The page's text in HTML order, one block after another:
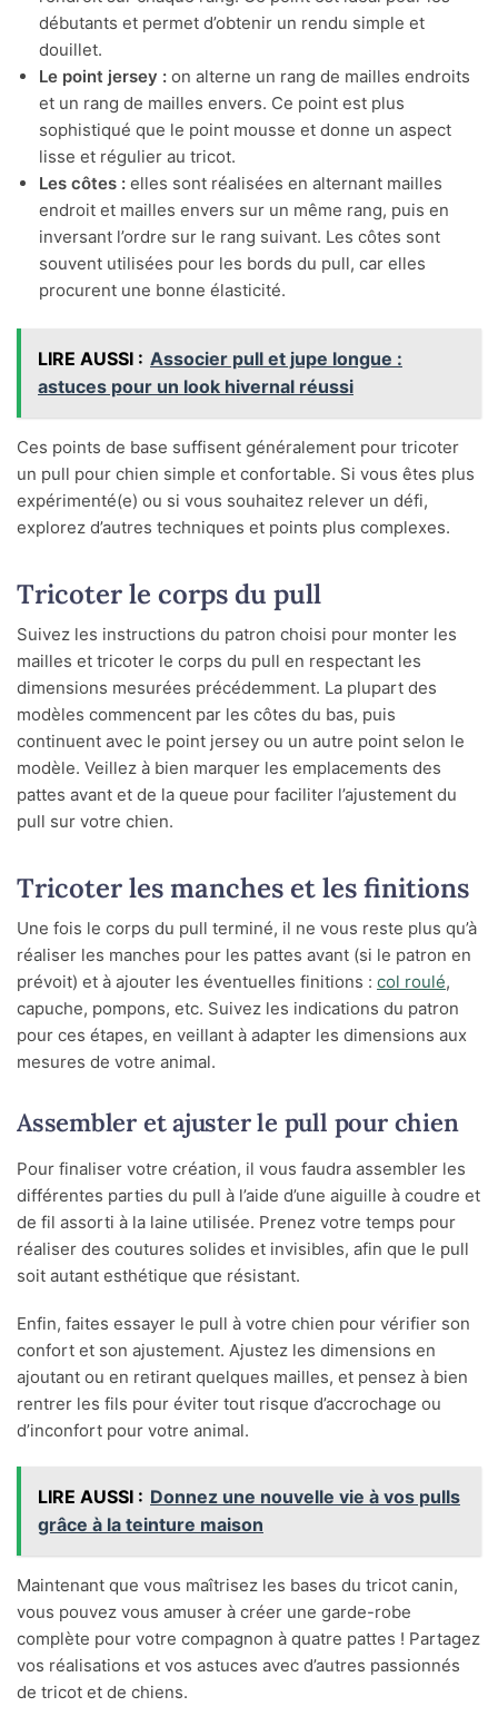
débutants et permet d’obtenir un rendu simple et
douillet.
Le point jersey : on alterne un rang de mailles endroits
et un rang de mailles envers. Ce point est plus
sophistiqué que le point mousse et donne un aspect
lisse et régulier au tricot.
Les côtes : elles sont réalisées en alternant mailles
endroit et mailles envers sur un même rang, puis en
inversant l’ordre sur le rang suivant. Les côtes sont
souvent utilisées pour les bords du pull, car elles
procurent une bonne élasticité.
LIRE AUSSI : Associer pull et jupe longue :
astuces pour un look hivernal réussi
Ces points de base suffisent généralement pour tricoter
un pull pour chien simple et confortable. Si vous êtes plus
expérimenté(e) ou si vous souhaitez relever un défi,
explorez d’autres techniques et points plus complexes.
Tricoter le corps du pull
Suivez les instructions du patron choisi pour monter les
mailles et tricoter le corps du pull en respectant les
dimensions mesurées précédemment. La plupart des
modèles commencent par les côtes du bas, puis
continuent avec le point jersey ou un autre point selon le
modèle. Veillez à bien marquer les emplacements des
pattes avant et de la queue pour faciliter l’ajustement du
pull sur votre chien.
Tricoter les manches et les finitions
Une fois le corps du pull terminé, il ne vous reste plus qu’à
réaliser les manches pour les pattes avant (si le patron en
prévoit) et à ajouter les éventuelles finitions : col roulé,
capuche, pompons, etc. Suivez les indications du patron
pour ces étapes, en veillant à adapter les dimensions aux
mesures de votre animal.
Assembler et ajuster le pull pour chien
Pour finaliser votre création, il vous faudra assembler les
différentes parties du pull à l’aide d’une aiguille à coudre et
de fil assorti à la laine utilisée. Prenez votre temps pour
réaliser des coutures solides et invisibles, afin que le pull
soit autant esthétique que résistant.
Enfin, faites essayer le pull à votre chien pour vérifier son
confort et son ajustement. Ajustez les dimensions en
ajoutant ou en retirant quelques mailles, et pensez à bien
rentrer les fils pour éviter tout risque d’accrochage ou
d’inconfort pour votre animal.
LIRE AUSSI : Donnez une nouvelle vie à vos pulls
grâce à la teinture maison
Maintenant que vous maîtrisez les bases du tricot canin,
vous pouvez vous amuser à créer une garde-robe
complète pour votre compagnon à quatre pattes ! Partagez
vos réalisations et vos astuces avec d’autres passionnés
de tricot et de chiens.